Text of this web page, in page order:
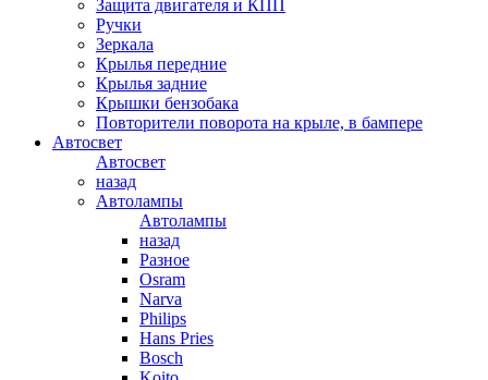
Защита двигателя и КПП
Ручки
Зеркала
Крылья передние
Крылья задние
Крышки бензобака
Повторители поворота на крыле, в бампере
Автосвет
Автосвет
назад
Автолампы
Автолампы
назад
Разное
Osram
Narva
Philips
Hans Pries
Bosch